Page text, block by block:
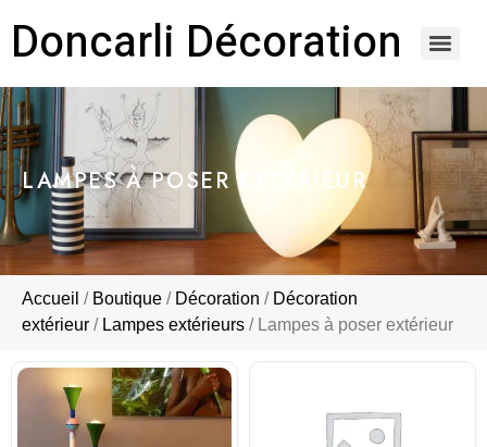
Doncarli Décoration
LAMPES À POSER EXTÉRIEUR
Accueil / Boutique / Décoration / Décoration
extérieur / Lampes extérieurs / Lampes à poser extérieur